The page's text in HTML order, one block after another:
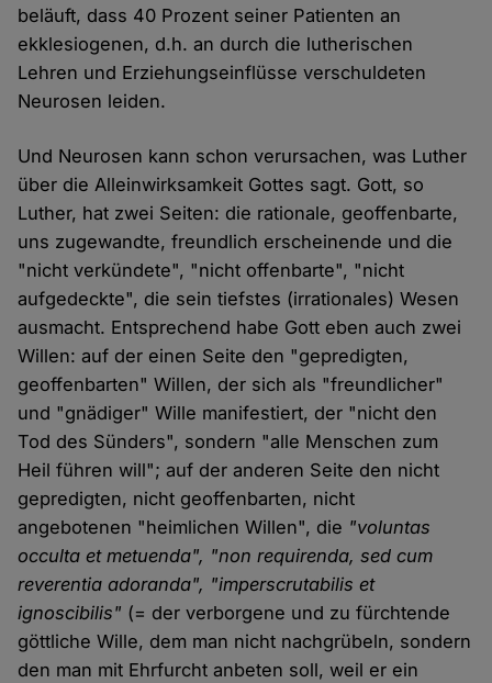
beläuft, dass 40 Prozent seiner Patienten an
ekklesiogenen, d.h. an durch die lutherischen
Lehren und Erziehungseinflüsse verschuldeten
Neurosen leiden.
Und Neurosen kann schon verursachen, was Luther
über die Alleinwirksamkeit Gottes sagt. Gott, so
Luther, hat zwei Seiten: die rationale, geoffenbarte,
uns zugewandte, freundlich erscheinende und die
"nicht verkündete", "nicht offenbarte", "nicht
aufgedeckte", die sein tiefstes (irrationales) Wesen
ausmacht. Entsprechend habe Gott eben auch zwei
Willen: auf der einen Seite den "gepredigten,
geoffenbarten" Willen, der sich als "freundlicher"
und "gnädiger" Wille manifestiert, der "nicht den
Tod des Sünders", sondern "alle Menschen zum
Heil führen will"; auf der anderen Seite den nicht
gepredigten, nicht geoffenbarten, nicht
angebotenen "heimlichen Willen", die "voluntas
occulta et metuenda", "non requirenda, sed cum
reverentia adoranda", "imperscrutabilis et
ignoscibilis" (= der verborgene und zu fürchtende
göttliche Wille, dem man nicht nachgrübeln, sondern
den man mit Ehrfurcht anbeten soll, weil er ein